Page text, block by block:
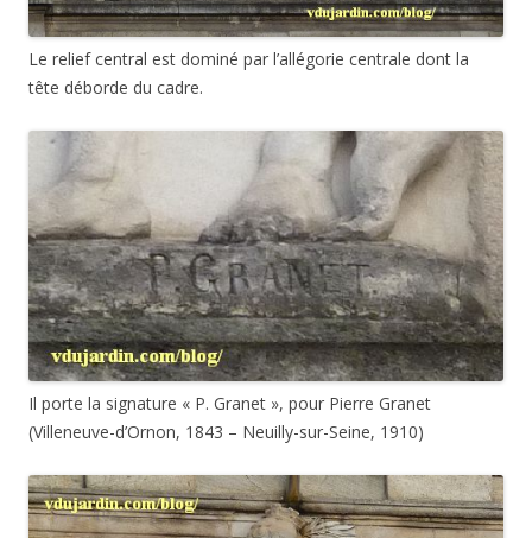
Le relief central est dominé par l’allégorie centrale dont la
tête déborde du cadre.
Il porte la signature « P. Granet », pour Pierre Granet
(Villeneuve-d’Ornon, 1843 – Neuilly-sur-Seine, 1910)